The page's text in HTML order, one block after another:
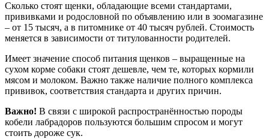
Сколько стоят щенки, обладающие всеми стандартами,
прививками и родословной по объявлению или в зоомагазине
– от 15 тысяч, а в питомнике от 40 тысяч рублей. Стоимость
меняется в зависимости от титулованности родителей.
Имеет значение способ питания щенков – выращенные на
сухом корме собаки стоят дешевле, чем те, которых кормили
мясом и молоком. Важно также наличие полного комплекса
прививок, соответствия стандарта и других причин.
Важно! В связи с широкой распространённостью породы
кобели лабрадоров пользуются большим спросом и могут
стоить дороже сук.